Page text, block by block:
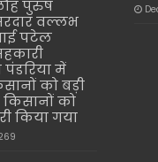
पुरुष
वल्लभ
पटेल
में
को बड़ी
किसानों को
किया गया